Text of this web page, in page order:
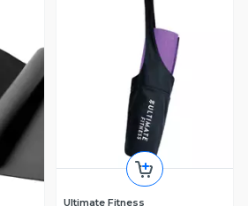
Ultimate Fitness